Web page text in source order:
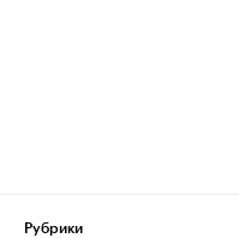
Рубрики